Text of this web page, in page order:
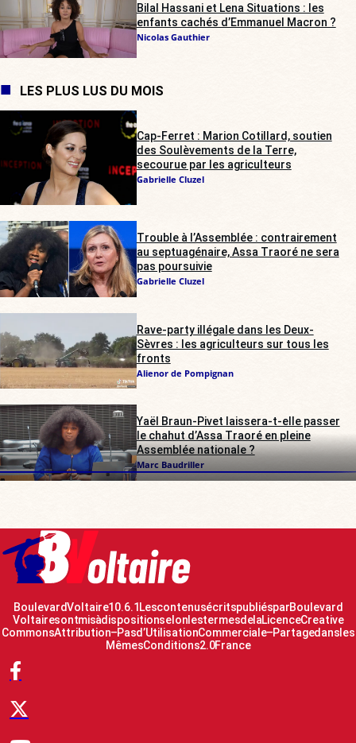
Bilal Hassani et Lena Situations : les
enfants cachés d’Emmanuel Macron ?
Nicolas Gauthier
LES PLUS LUS DU MOIS
Cap-Ferret : Marion Cotillard, soutien
des Soulèvements de la Terre,
secourue par les agriculteurs
Gabrielle Cluzel
Trouble à l’Assemblée : contrairement
au septuagénaire, Assa Traoré ne sera
pas poursuivie
Gabrielle Cluzel
Rave-party illégale dans les Deux-
Sèvres : les agriculteurs sur tous les
fronts
Alienor de Pompignan
Yaël Braun-Pivet laissera-t-elle passer
le chahut d’Assa Traoré en pleine
Assemblée nationale ?
Marc Baudriller
Boulevard Voltaire 10.6.1 Les contenus écrits publiés par Boulevard
Voltaire sont mis à disposition selon les termes de la Licence Creative
Commons Attribution – Pas d’Utilisation Commerciale – Partage dans les
Mêmes Conditions 2.0 France